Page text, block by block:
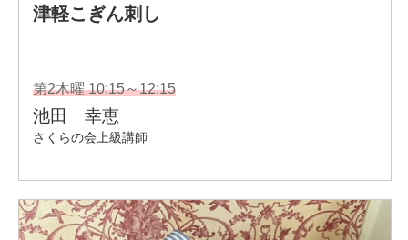
1位受賞
額絵部門 企業賞受賞
2021年 キルト日本展 ミニチュアキルト部門入選
2022年 USA AQS パドゥーカ ミニチュアキルト部
他、国内外コンテスト 入選多数。